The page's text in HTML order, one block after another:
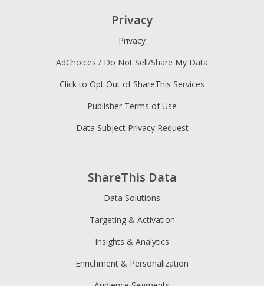
ShareThis Data
Data Solutions
Targeting & Activation
Insights & Analytics
Enrichment & Personalization
Privacy
Privacy
AdChoices / Do Not Sell/Share My Data
Click to Opt Out of ShareThis Services
Publisher Terms of Use
Data Subject Privacy Request